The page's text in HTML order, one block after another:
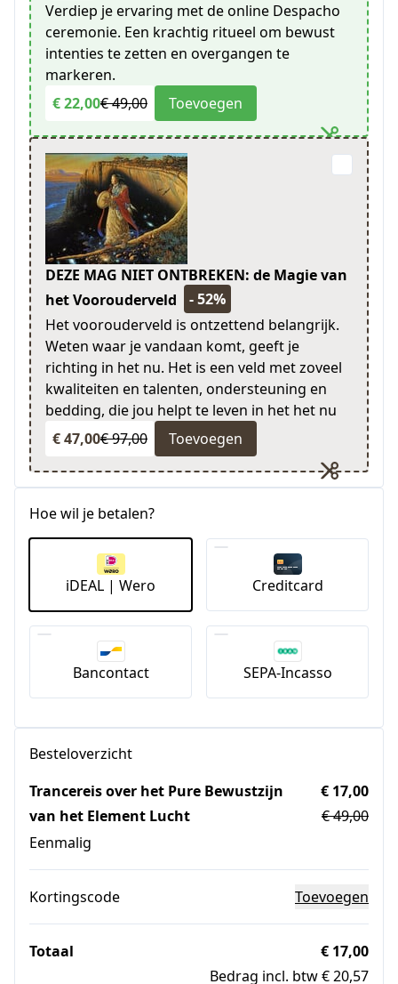
Verdiep je ervaring met de online Despacho
ceremonie. Een krachtig ritueel om bewust
intenties te zetten en overgangen te
markeren.
€ 22,00€ 49,00 Toevoegen
DEZE MAG NIET ONTBREKEN: de Magie van
het Voorouderveld
- 52%
Het voorouderveld is ontzettend belangrijk.
Weten waar je vandaan komt, geeft je
richting in het nu. Het is een veld met zoveel
kwaliteiten en talenten, ondersteuning en
bedding, die jou helpt te leven in het het nu
€ 47,00€ 97,00 Toevoegen
Hoe wil je betalen?
iDEAL | Wero Creditcard
Bancontact SEPA-Incasso
Besteloverzicht
Trancereis over het Pure Bewustzijn
van het Element Lucht
Eenmalig
€ 17,00
€ 49,00
Kortingscode Toevoegen
Totaal
€ 17,00
Bedrag incl. btw € 20,57